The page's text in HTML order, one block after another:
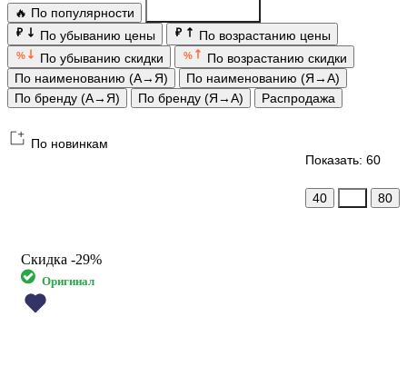
🔥 По популярности
₽ По убыванию цены ₽ По возрастанию цены
% По убыванию скидки %
По возрастанию скидки
По наименованию (А→Я)
По наименованию (Я→А)
По бренду (А→Я)
По бренду (Я→А) Распродажа
По новинкам
Показать: 60
40 80
Скидка -29%
Оригинал